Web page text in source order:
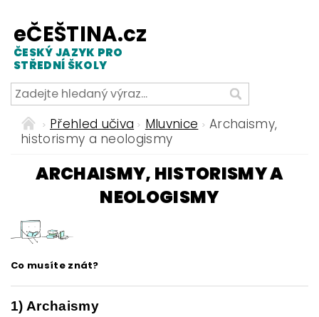
eČEŠTINA.cz
ČESKÝ JAZYK PRO
STŘEDNÍ ŠKOLY
Přehled učiva Mluvnice
Archaismy,
historismy a neologismy
ARCHAISMY, HISTORISMY A
NEOLOGISMY
Co musíte znát?
1) Archaismy